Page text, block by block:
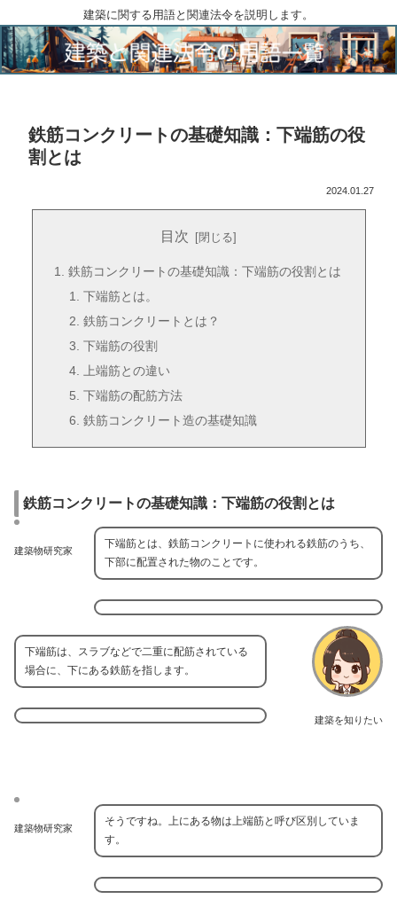
建築に関する用語と関連法令を説明します。
鉄筋コンクリートの基礎知識：下端筋の役
割とは
2024.01.27
目次
鉄筋コンクリートの基礎知識：下端筋の役割とは
下端筋とは。
鉄筋コンクリートとは？
下端筋の役割
上端筋との違い
下端筋の配筋方法
鉄筋コンクリート造の基礎知識
鉄筋コンクリートの基礎知識：下端筋の役割とは
建築物研究家
下端筋とは、鉄筋コンクリートに使われる鉄筋のうち、
下部に配置された物のことです。
建築を知りたい
下端筋は、スラブなどで二重に配筋されている
場合に、下にある鉄筋を指します。
建築物研究家
そうですね。上にある物は上端筋と呼び区別していま
す。